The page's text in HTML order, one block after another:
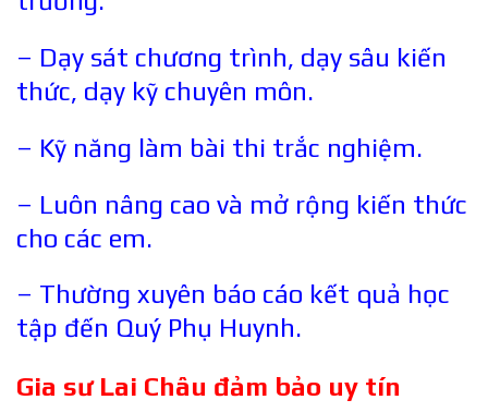
– Dạy sát chương trình, dạy sâu kiến
thức, dạy kỹ chuyên môn.
– Kỹ năng làm bài thi trắc nghiệm.
– Luôn nâng cao và mở rộng kiến thức
cho các em.
– Thường xuyên báo cáo kết quả học
tập đến Quý Phụ Huynh.
Gia sư Lai Châu đảm bảo uy tín